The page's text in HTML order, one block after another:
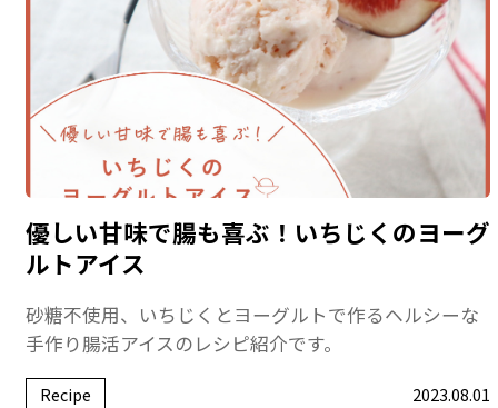
優しい甘味で腸も喜ぶ！いちじくのヨーグ
ルトアイス
砂糖不使用、いちじくとヨーグルトで作るヘルシーな
手作り腸活アイスのレシピ紹介です。
Recipe 2023.08.01